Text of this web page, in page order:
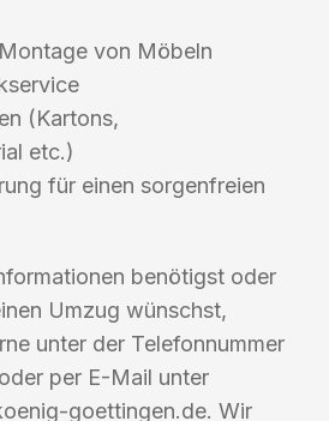
von Möbeln
(Kartons,
etc.)
für einen sorgenfreien
benötigst oder
Umzug wünschst,
unter der Telefonnummer
per E-Mail unter
goettingen.de. Wir